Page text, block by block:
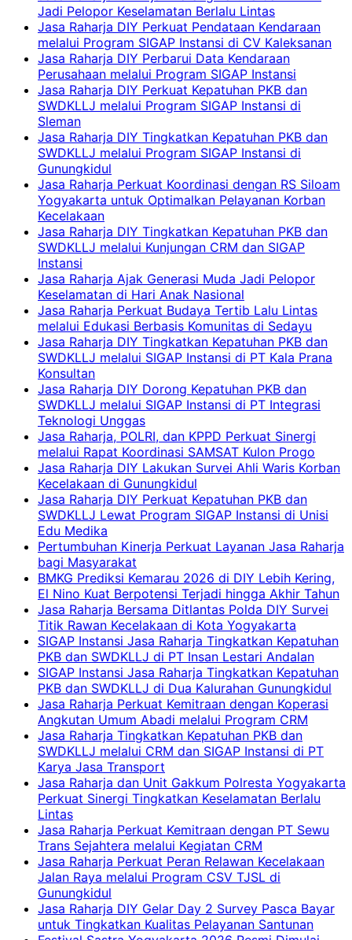
Jadi Pelopor Keselamatan Berlalu Lintas
Jasa Raharja DIY Perkuat Pendataan Kendaraan
melalui Program SIGAP Instansi di CV Kaleksanan
Jasa Raharja DIY Perbarui Data Kendaraan
Perusahaan melalui Program SIGAP Instansi
Jasa Raharja DIY Perkuat Kepatuhan PKB dan
SWDKLLJ melalui Program SIGAP Instansi di
Sleman
Jasa Raharja DIY Tingkatkan Kepatuhan PKB dan
SWDKLLJ melalui Program SIGAP Instansi di
Gunungkidul
Jasa Raharja Perkuat Koordinasi dengan RS Siloam
Yogyakarta untuk Optimalkan Pelayanan Korban
Kecelakaan
Jasa Raharja DIY Tingkatkan Kepatuhan PKB dan
SWDKLLJ melalui Kunjungan CRM dan SIGAP
Instansi
Jasa Raharja Ajak Generasi Muda Jadi Pelopor
Keselamatan di Hari Anak Nasional
Jasa Raharja Perkuat Budaya Tertib Lalu Lintas
melalui Edukasi Berbasis Komunitas di Sedayu
Jasa Raharja DIY Tingkatkan Kepatuhan PKB dan
SWDKLLJ melalui SIGAP Instansi di PT Kala Prana
Konsultan
Jasa Raharja DIY Dorong Kepatuhan PKB dan
SWDKLLJ melalui SIGAP Instansi di PT Integrasi
Teknologi Unggas
Jasa Raharja, POLRI, dan KPPD Perkuat Sinergi
melalui Rapat Koordinasi SAMSAT Kulon Progo
Jasa Raharja DIY Lakukan Survei Ahli Waris Korban
Kecelakaan di Gunungkidul
Jasa Raharja DIY Perkuat Kepatuhan PKB dan
SWDKLLJ Lewat Program SIGAP Instansi di Unisi
Edu Medika
Pertumbuhan Kinerja Perkuat Layanan Jasa Raharja
bagi Masyarakat
BMKG Prediksi Kemarau 2026 di DIY Lebih Kering,
El Nino Kuat Berpotensi Terjadi hingga Akhir Tahun
Jasa Raharja Bersama Ditlantas Polda DIY Survei
Titik Rawan Kecelakaan di Kota Yogyakarta
SIGAP Instansi Jasa Raharja Tingkatkan Kepatuhan
PKB dan SWDKLLJ di PT Insan Lestari Andalan
SIGAP Instansi Jasa Raharja Tingkatkan Kepatuhan
PKB dan SWDKLLJ di Dua Kalurahan Gunungkidul
Jasa Raharja Perkuat Kemitraan dengan Koperasi
Angkutan Umum Abadi melalui Program CRM
Jasa Raharja Tingkatkan Kepatuhan PKB dan
SWDKLLJ melalui CRM dan SIGAP Instansi di PT
Karya Jasa Transport
Jasa Raharja dan Unit Gakkum Polresta Yogyakarta
Perkuat Sinergi Tingkatkan Keselamatan Berlalu
Lintas
Jasa Raharja Perkuat Kemitraan dengan PT Sewu
Trans Sejahtera melalui Kegiatan CRM
Jasa Raharja Perkuat Peran Relawan Kecelakaan
Jalan Raya melalui Program CSV TJSL di
Gunungkidul
Jasa Raharja DIY Gelar Day 2 Survey Pasca Bayar
untuk Tingkatkan Kualitas Pelayanan Santunan